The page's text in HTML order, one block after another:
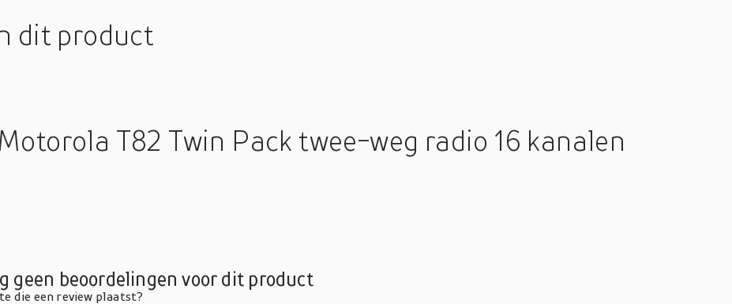
dit product
T82 Twin Pack twee-weg radio 16 kanalen
geen beoordelingen voor dit product
die een review plaatst?